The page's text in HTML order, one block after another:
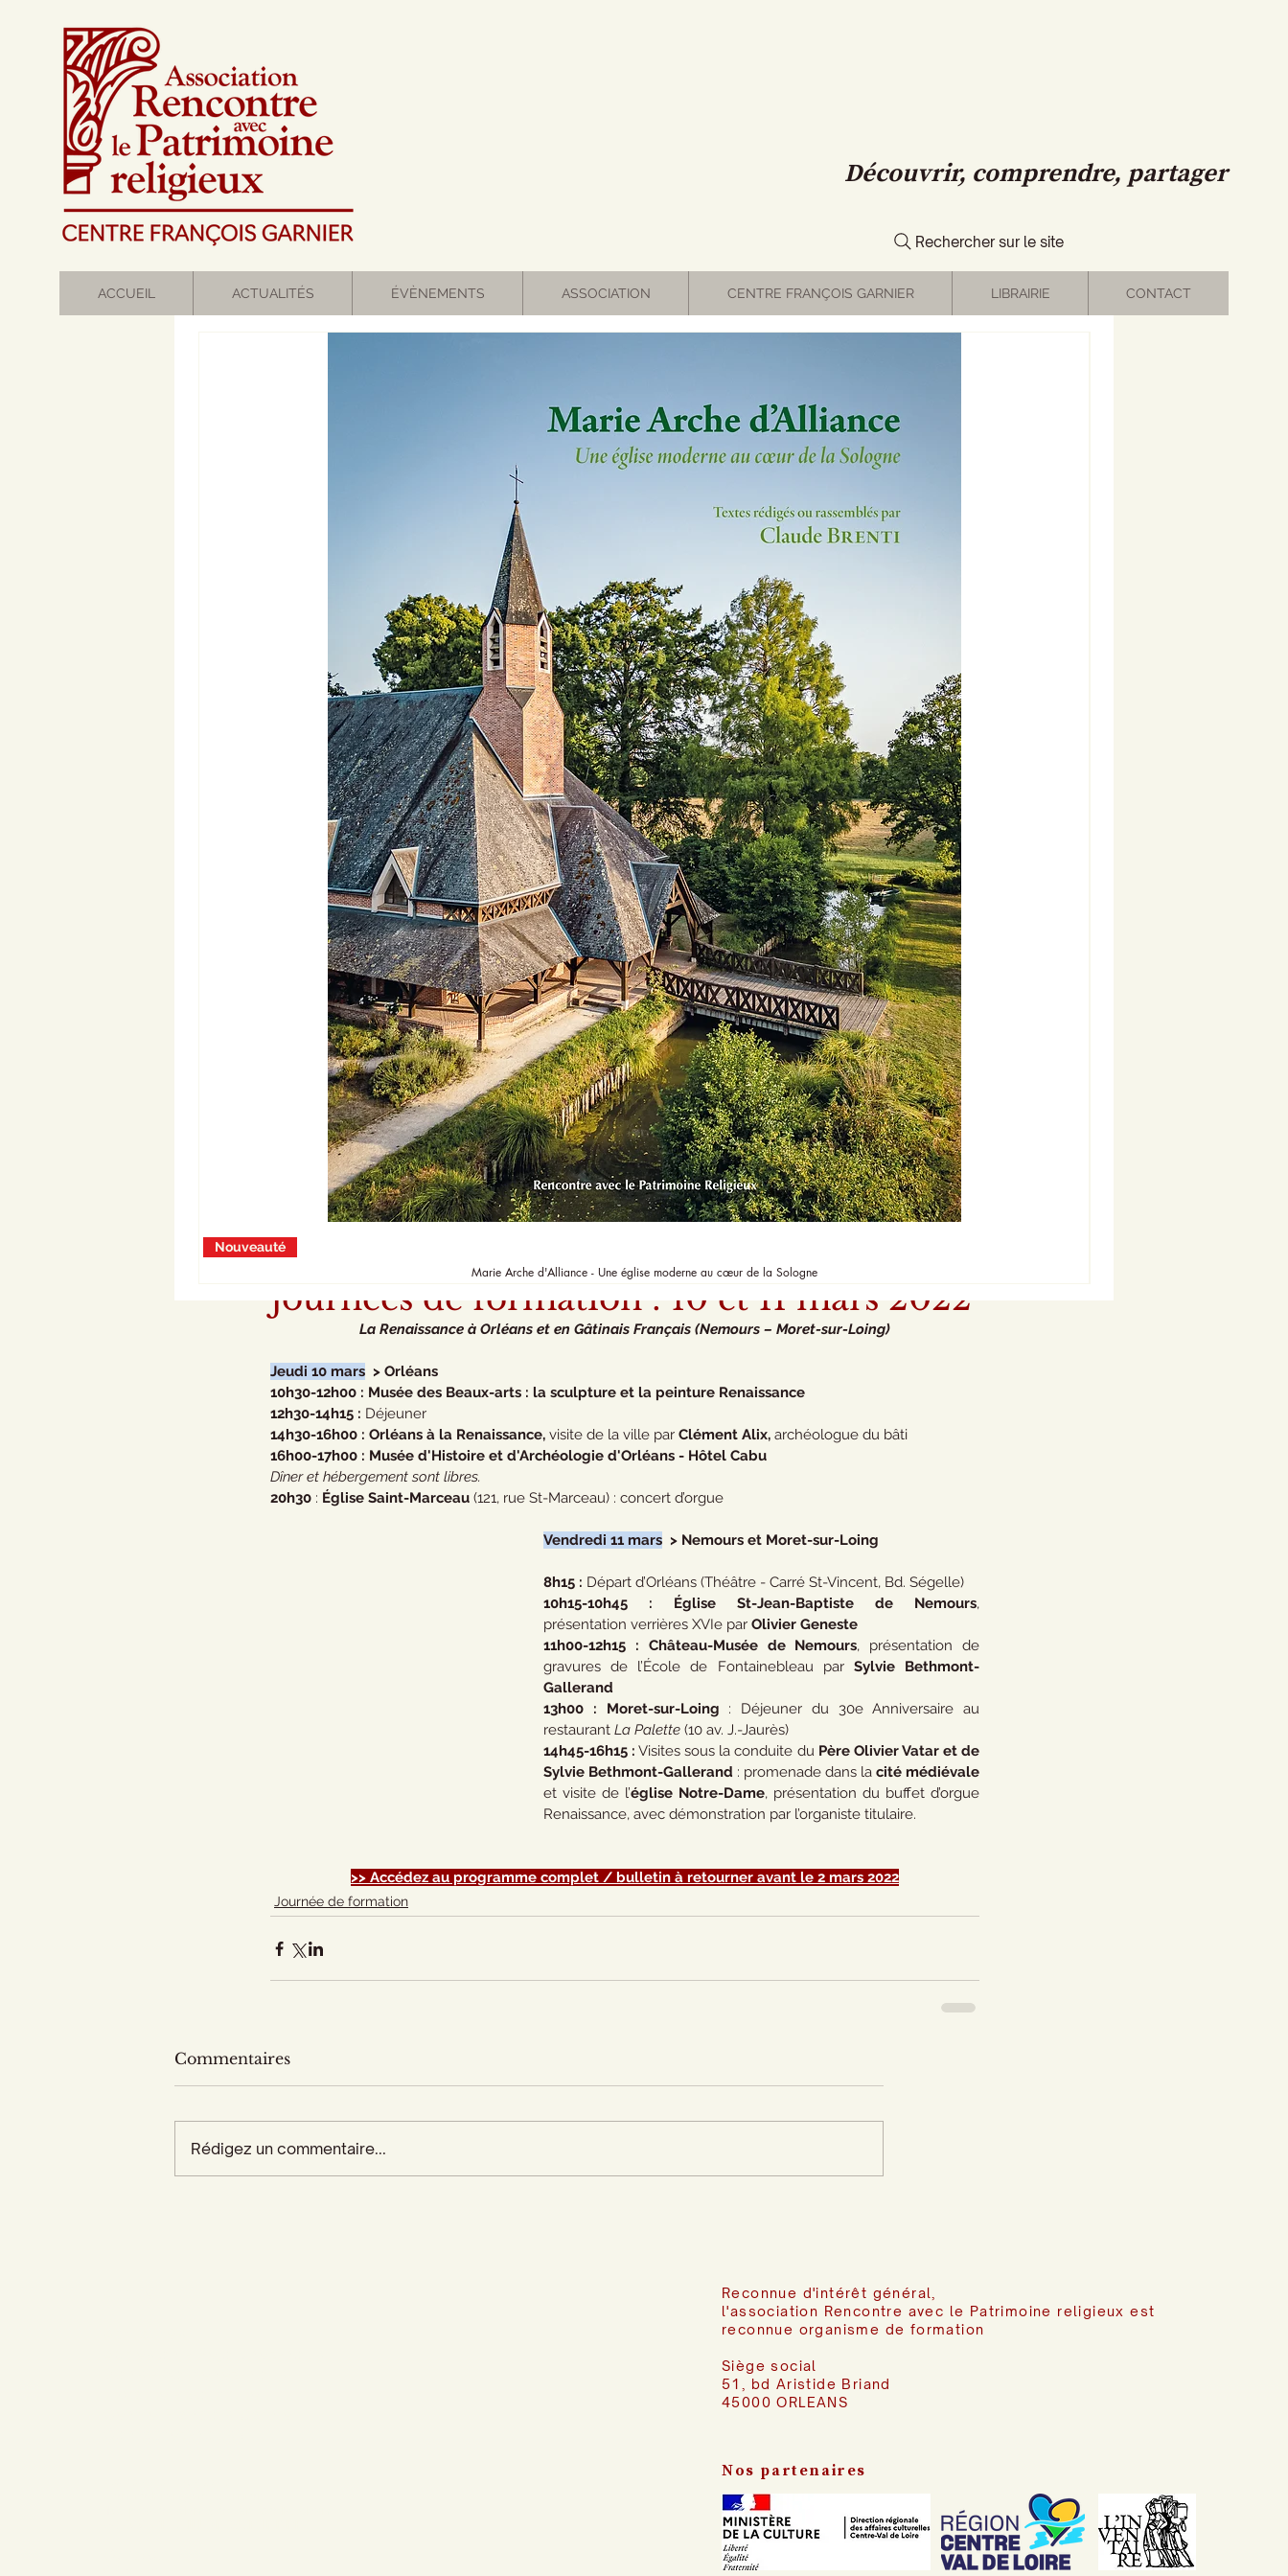
Découvrir, comprendre, partager
Rechercher sur le site
ACCUEIL ACTUALITÉS ÉVÈNEMENTS ASSOCIATION CENTRE FRANÇOIS GARNIER LIBRAIRIE CONTACT
Journées de formation : 10 et 11 mars 2022
La Renaissance à Orléans et en Gâtinais Français (Nemours – Moret-sur-Loing)
Jeudi 10 mars
  > Orléans
10h30-12h00 : Musée des Beaux-arts : la sculpture et la peinture Renaissance
12h30-14h15 : Déjeuner
14h30-16h00 : Orléans à la Renaissance, visite de la ville par Clément Alix, archéologue du bâti
16h00-17h00 : Musée d'Histoire et d'Archéologie d'Orléans - Hôtel Cabu
Dîner et hébergement sont libres.
20h30 : Église Saint-Marceau (121, rue St-Marceau) : concert d’orgue
Vendredi 11 mars
  > Nemours et Moret-sur-Loing
8h15 : Départ d’Orléans (Théâtre - Carré St-Vincent, Bd. Ségelle)
10h15-10h45 : Église St-Jean-Baptiste de Nemours,
présentation verrières XVIe par Olivier Geneste
11h00-12h15 : Château-Musée de Nemours, présentation de
gravures de l’École de Fontainebleau par Sylvie Bethmont-
Gallerand
13h00 : Moret-sur-Loing : Déjeuner du 30e Anniversaire au
restaurant La Palette (10 av. J.-Jaurès)
14h45-16h15 : Visites sous la conduite du Père Olivier Vatar et de
Sylvie Bethmont-Gallerand : promenade dans la
et visite de l’église Notre-Dame, présentation du buffet d’orgue
Renaissance, avec démonstration par l’organiste titulaire.
>> Accédez au programme complet / bulletin à retourner avant le 2 mars 2022
Journée de formation
Commentaires
Rédigez un commentaire...
Nouveauté
Marie Arche d'Alliance - Une église moderne au cœur de la Sologne
Reconnue d'intérêt général,
l'association Rencontre avec le Patrimoine religieux est
reconnue organisme de formation
Siège social
51, bd Aristide Briand
45000 ORLEANS
Nos partenaires